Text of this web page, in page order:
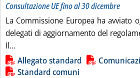
Consultazione UE fino al 30 dicembre
La Commissione Europea ha
delegati di aggiornamento del
Il...
Lista allegati PDF alla
Allegato standard
Standard comuni